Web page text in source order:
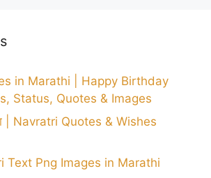
in Marathi | Happy Birthday
Status, Quotes & Images
| Navratri Quotes & Wishes
Text Png Images in Marathi